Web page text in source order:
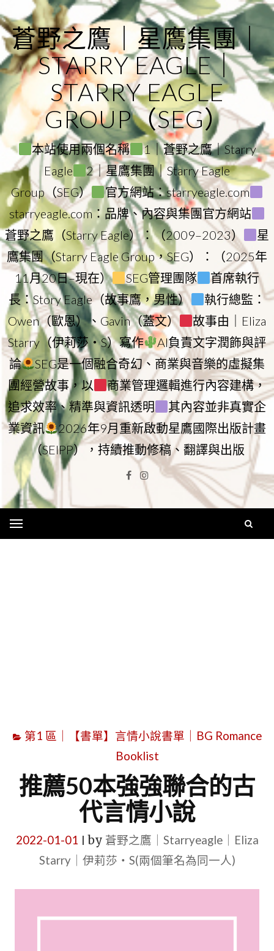
to
content
蒼野之鷹｜星鷹集團｜
STARRY EAGLE｜
STARRY EAGLE
GROUP（SEG）
本站使用兩個名稱
1｜蒼野之鷹｜Starry
Eagle
2｜星鷹集團｜Starry Eagle
Group（SEG）
官方網站：starryeagle.com
starryeagle.com：品牌、內容與集團官方網站
蒼野之鷹（Starry Eagle）：（2009–2023）
星
鷹集團（Starry Eagle Group，SEG）：（2025年
11月20日–現在）
SEG管理團隊
首席執行
長：Story Eagle（故事鷹，男性）
執行總監：
Owen（歐恩）、Gavin（蓋文）
故事由｜Eliza
Starry（伊莉莎・S）寫作
AI負責文字潤飾與評
論
SEG是一個融合奇幻、商業與音樂的虛擬集
團經營故事，以
商業管理邏輯進行內容建構，
追求效率、精準與資訊透明
其內容並非真實企
業資訊
2026年9月重新啟動星鷹國際出版計畫
（SEIPP），持續推動修稿、翻譯與出版
Facebook
Instagram
第1 區｜【書單】言情小說書單｜BG Romance
Booklist
推薦50本強強聯合的古
代言情小說
2022-01-01 by 蒼野之鷹｜Starryeagle｜Eliza
Starry｜伊莉莎・S(兩個筆名為同一人)